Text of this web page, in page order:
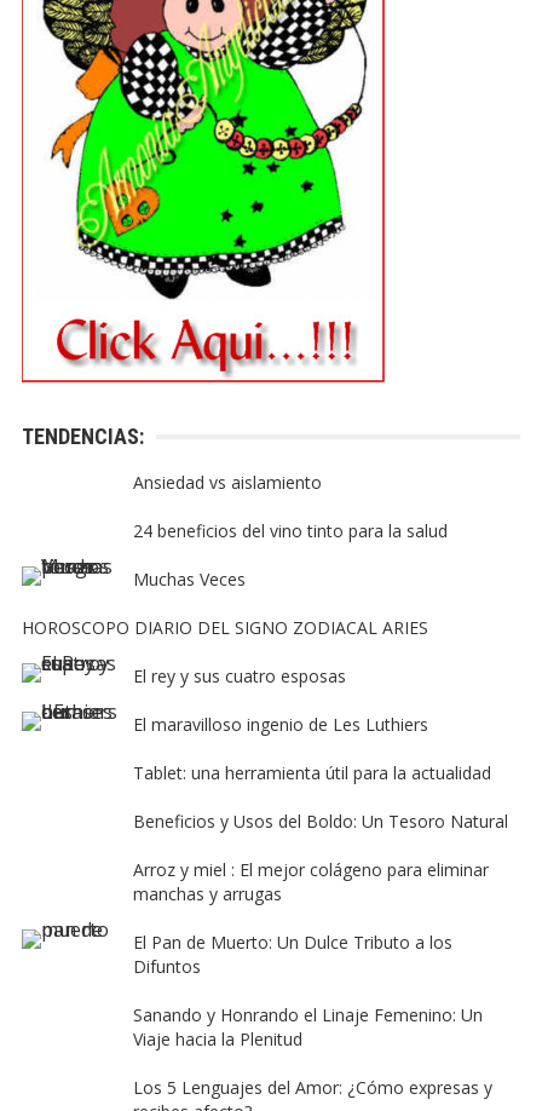
TENDENCIAS:
Ansiedad vs aislamiento
24 beneficios del vino tinto para la salud
Muchas Veces
HOROSCOPO DIARIO DEL SIGNO ZODIACAL ARIES
El rey y sus cuatro esposas
El maravilloso ingenio de Les Luthiers
Tablet: una herramienta útil para la actualidad
Beneficios y Usos del Boldo: Un Tesoro Natural
Arroz y miel : El mejor colágeno para eliminar
manchas y arrugas
El Pan de Muerto: Un Dulce Tributo a los
Difuntos
Sanando y Honrando el Linaje Femenino: Un
Viaje hacia la Plenitud
Los 5 Lenguajes del Amor: ¿Cómo expresas y